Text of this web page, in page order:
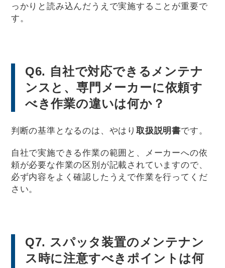
っかりと読み込んだうえで実施することが重要で
す。
Q6. 自社で対応できるメンテナ
ンスと、専門メーカーに依頼す
べき作業の違いは何か？
判断の基準となるのは、やはり取扱説明書です。
自社で実施できる作業の範囲と、メーカーへの依
頼が必要な作業の区別が記載されていますので、
必ず内容をよく確認したうえで作業を行ってくだ
さい。
Q7. スパッタ装置のメンテナン
ス時に注意すべきポイントは何